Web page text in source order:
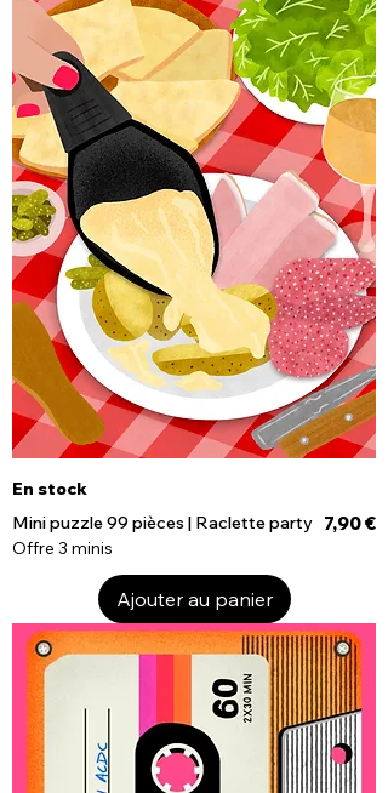
En stock
Mini puzzle 99 pièces | Raclette party Prix
7,90 €
Offre 3 minis
Ajouter au panier